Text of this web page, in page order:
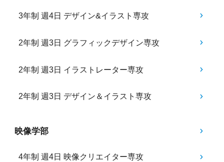
3年制 週4日 デザイン&イラスト専攻
2年制 週3日 グラフィックデザイン専攻
2年制 週3日 イラストレーター専攻
2年制 週3日 デザイン＆イラスト専攻
映像学部
4年制 週4日 映像クリエイター専攻